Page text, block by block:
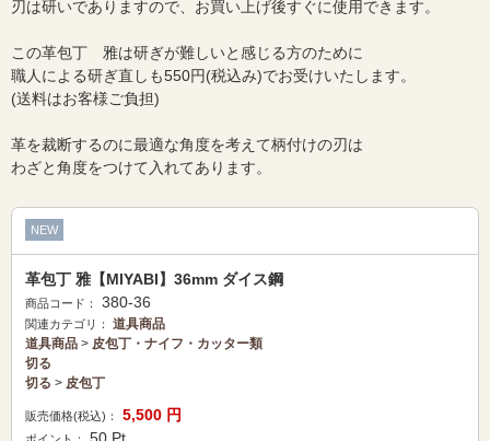
刃は研いでありますので、お買い上げ後すぐに使用できます。
この革包丁 雅は研ぎが難しいと感じる方のために
職人による研ぎ直しも550円(税込み)でお受けいたします。
(送料はお客様ご負担)
革を裁断するのに最適な角度を考えて柄付けの刃は
わざと角度をつけて入れてあります。
NEW
革包丁 雅【MIYABI】36mm ダイス鋼
商品コード： 380-36
関連カテゴリ：
道具商品
道具商品 > 皮包丁・ナイフ・カッター類
切る
切る > 皮包丁
販売価格(税込)： 5,500 円
50 Pt